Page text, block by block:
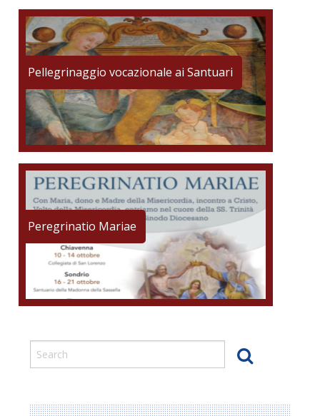
Pellegrinaggio vocazionale ai Santuari
Peregrinatio Mariae